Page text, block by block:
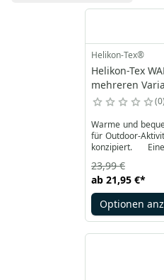
Helikon-Tex®
Helikon-Tex
mehreren
0
Warme und
für Outdoor-
konzipiert.
Die Form ist der
dank bewährter
schmiegt sich gut
ab 21,95 €*
23,99 €
Optionen